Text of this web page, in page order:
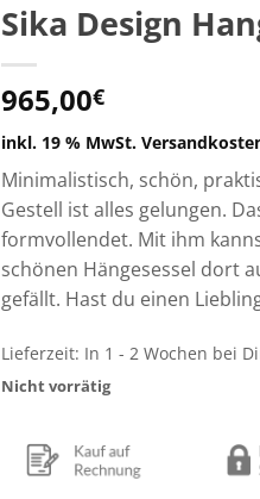
Sika Design
965,00€
inkl. 19 % MwSt.
Minimalistisch, schön,
Gestell ist alles gelungen.
formvollendet. Mit ihm
schönen Hängesessel dort
gefällt. Hast du einen
Lieferzeit: In 1 - 2 Wochen bei
Nicht vorrätig